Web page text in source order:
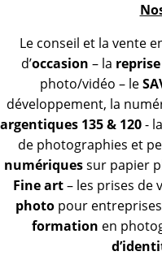
Le conseil et la vente
d’occasion – la reprise
photo/vidéo – le
développement, la
argentiques 135 & 120- la
de photographies et
numériquessur papier
Fine art– les prises de
photo pour
formation en